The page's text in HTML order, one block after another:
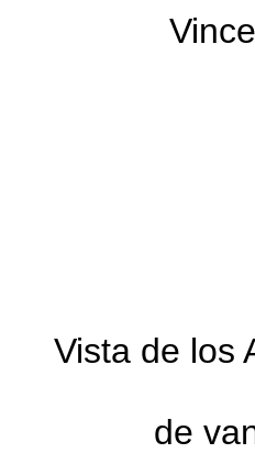
Vista de los
de